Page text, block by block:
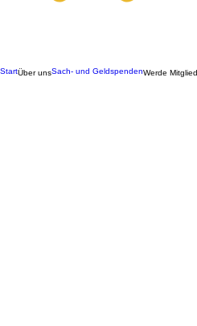
StartÜber unsSach- und GeldspendenWerde Mitglied